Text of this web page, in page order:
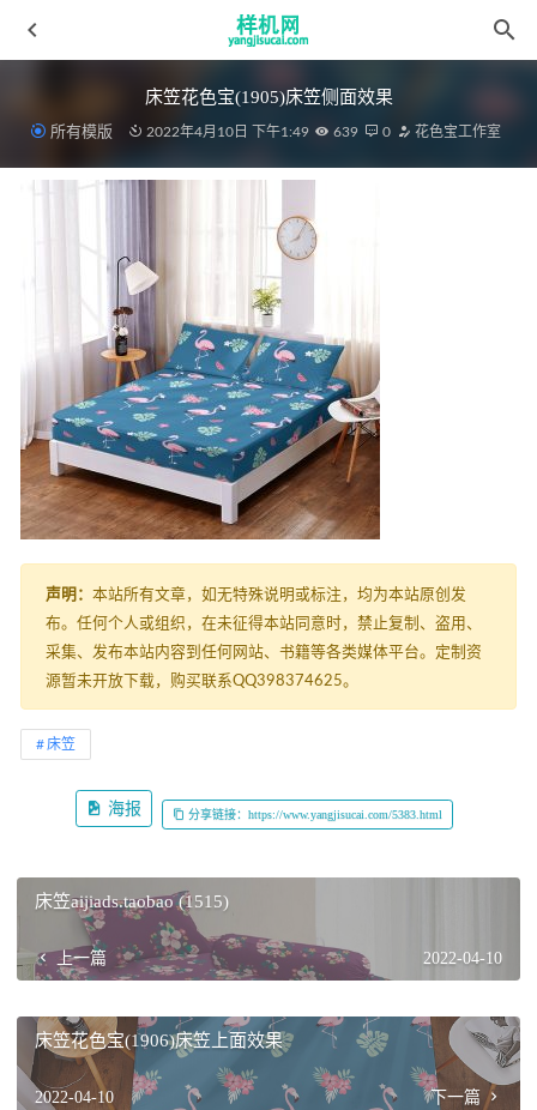
床笠花色宝(1905)床笠侧面效果
所有模版 2022年4月10日 下午1:49 639 0 花色宝工作室
声明： 本站所有文章，如无特殊说明或标注，均为本站原创发
布。任何个人或组织，在未征得本站同意时，禁止复制、盗用、
采集、发布本站内容到任何网站、书籍等各类媒体平台。定制资
源暂未开放下载，购买联系QQ398374625。
床笠
海报 分享链接：https://www.yangjisucai.com/5383.html
床笠aijiads.taobao (1515)
上一篇 2022-04-10
床笠花色宝(1906)床笠上面效果
2022-04-10 下一篇
四件套 花色宝(1974)正面模板
细节花色宝(2506)智能细节效果
2022-03-19
绗缝被aijiads.taobao (1465) 2022-03-19
复制aijiads.taobao (719)_625 2022-03-31
四件套花色宝(2266)智能gif_(2) 2022-04-09